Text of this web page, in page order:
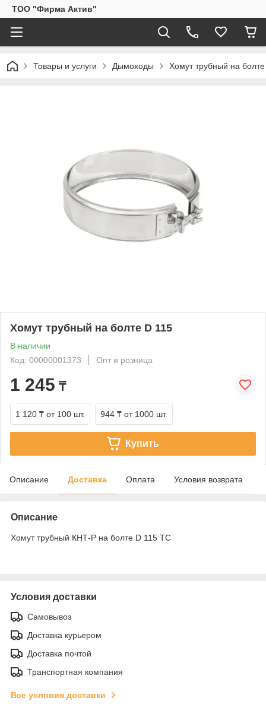
ТОО "Фирма Актив"
Товары и услуги Дымоходы Хомут трубный на
Хомут трубный на болте D 115
В наличии
Код: 00000001373
Опт и розница
1 245 ₸
1 120 ₸ от 100 шт. 944 ₸ от 1000 шт.
Купить
Описание Доставка Оплата Условия возврата
Описание
Хомут трубный КНТ-Р на болте D 115 ТС
Условия доставки
Самовывоз
Доставка курьером
Доставка почтой
Транспортная компания
Все условия доставки